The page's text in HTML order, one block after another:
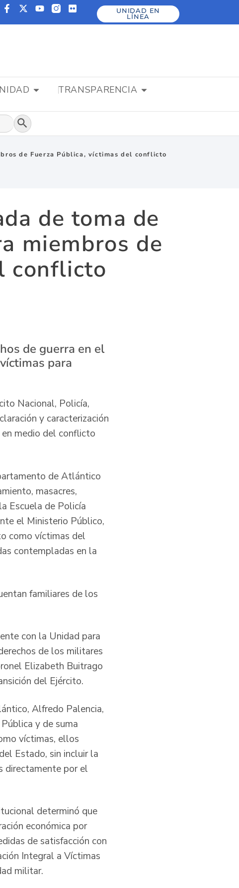
UNIDAD EN
LÍNEA
TRANSPARENCIA
Botón de búsqueda
de Fuerza Pública, víctimas del conflicto
de toma de
miembros de
conflicto
de guerra en el
para
Nacional, Policía,
y caracterización
medio del conflicto
de Atlántico
masacres,
Escuela de Policía
el Ministerio Público,
como víctimas del
contempladas en la
familiares de los
con la Unidad para
de los militares
Elizabeth Buitrago
del Ejército.
Alfredo Palencia,
y de suma
víctimas, ellos
Estado, sin incluir la
directamente por el
determinó que
económica por
de satisfacción con
Integral a Víctimas
militar.